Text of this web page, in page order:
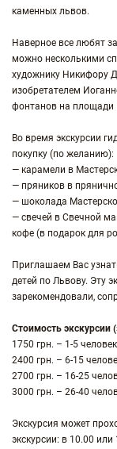
каменных львов.
Наверное все любят
можно несколькими
художнику Никифору
изобретателем
фонтанов на площади
Во время экскурсии
покупку (по желанию):
— карамели в
— пряников в
— шоколада
— свечей в Свечной
кофе (в подарок для
Приглашаем Вас
детей по Львову. Эту
зарекомендовали,
Стоимость экскурсии
1750 грн. – 1-5 человек
2400 грн. – 6-15
2700 грн. – 16-25
3000 грн. – 26-40
Экскурсия может
экскурсии: в 10.00 или